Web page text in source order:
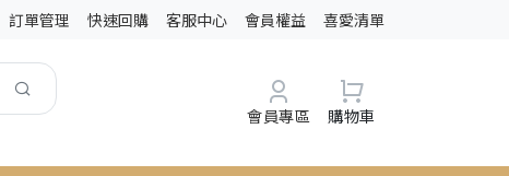
訂單管理 快速回購 客服中心 會員權益 喜愛清單
會員專區 購物車